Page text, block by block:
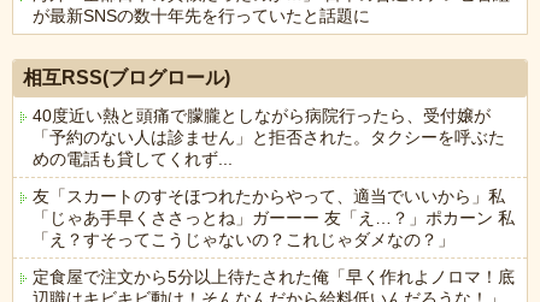
が最新SNSの数十年先を行っていたと話題に
相互RSS(ブログロール)
40度近い熱と頭痛で朦朧としながら病院行ったら、受付嬢が
「予約のない人は診ません」と拒否された。タクシーを呼ぶた
めの電話も貸してくれず...
友「スカートのすそほつれたからやって、適当でいいから」私
「じゃあ手早くささっとね」ガーーー 友「え…？」ポカーン 私
「え？すそってこうじゃないの？これじゃダメなの？」
定食屋で注文から5分以上待たされた俺「早く作れよノロマ！底